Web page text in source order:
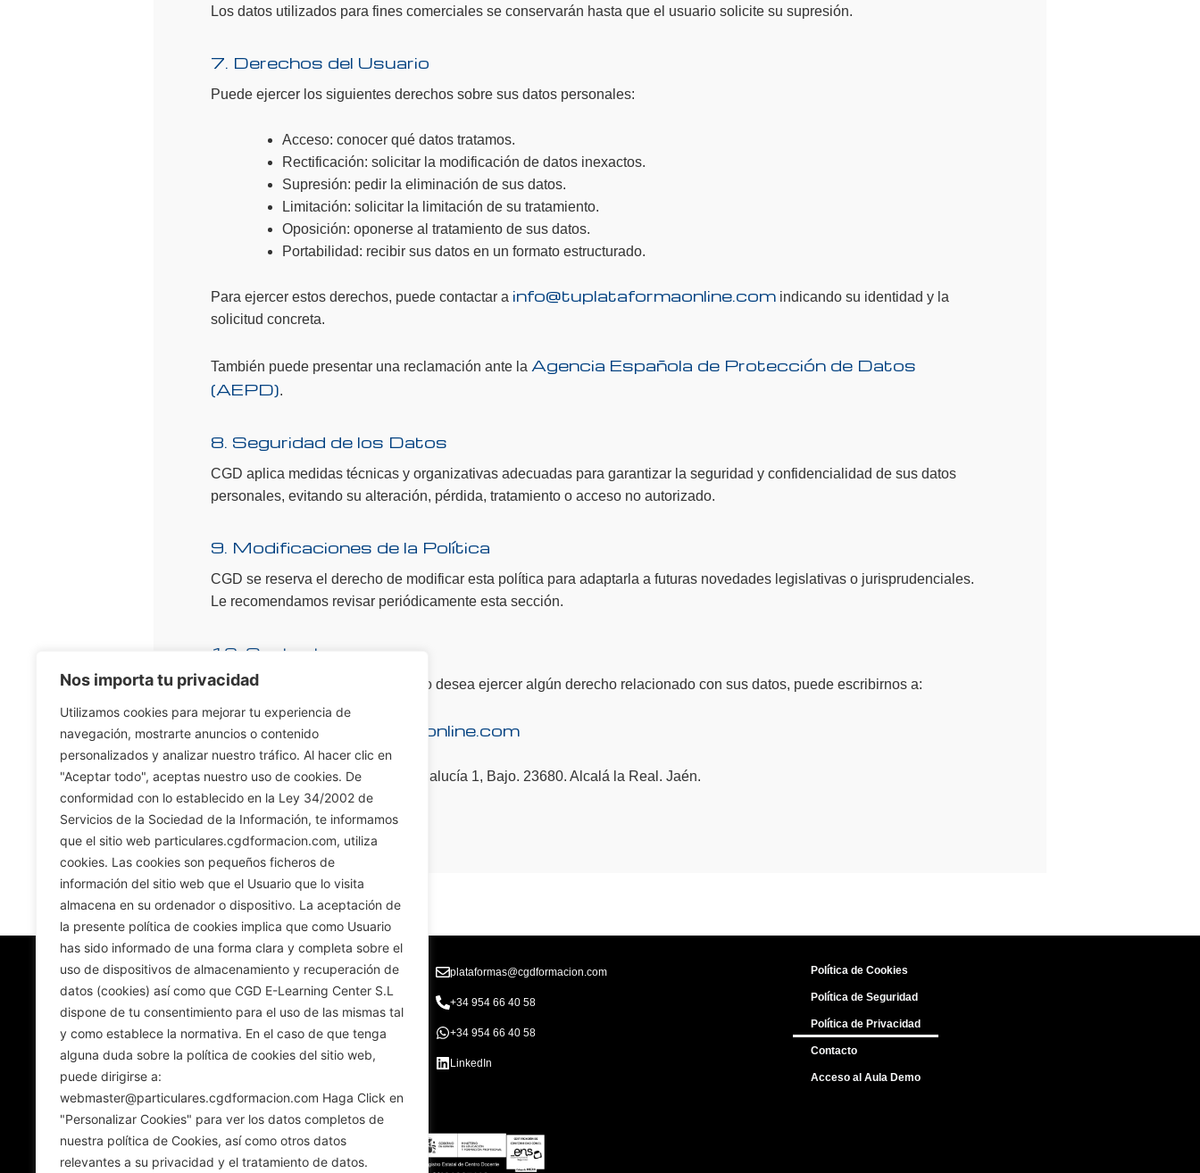
Nos importa tu privacidad
Utilizamos cookies para mejorar tu experiencia de
navegación, mostrarte anuncios o contenido
personalizados y analizar nuestro tráfico. Al hacer clic en
"Aceptar todo", aceptas nuestro uso de cookies. De
conformidad con lo establecido en la Ley 34/2002 de
Servicios de la Sociedad de la Información, te informamos
que el sitio web particulares.cgdformacion.com, utiliza
cookies. Las cookies son pequeños ficheros de
información del sitio web que el Usuario que lo visita
almacena en su ordenador o dispositivo. La aceptación de
la presente política de cookies implica que como Usuario
has sido informado de una forma clara y completa sobre el
uso de dispositivos de almacenamiento y recuperación de
datos (cookies) así como que CGD E-Learning Center S.L
dispone de tu consentimiento para el uso de las mismas tal
y como establece la normativa. En el caso de que tenga
alguna duda sobre la política de cookies del sitio web,
puede dirigirse a:
webmaster@particulares.cgdformacion.com Haga Click en
"Personalizar Cookies" para ver los datos completos de
nuestra política de Cookies, así como otros datos
relevantes a su privacidad y el tratamiento de datos.
Los datos utilizados para fines comerciales se conservarán hasta que el usuario solicite su supresión.
7. Derechos del Usuario
Puede ejercer los siguientes derechos sobre sus datos personales:
Acceso: conocer qué datos tratamos.
Rectificación: solicitar la modificación de datos inexactos.
Supresión: pedir la eliminación de sus datos.
Limitación: solicitar la limitación de su tratamiento.
Oposición: oponerse al tratamiento de sus datos.
Portabilidad: recibir sus datos en un formato estructurado.
Para ejercer estos derechos, puede contactar a info@tuplataformaonline.com indicando su identidad y la
solicitud concreta.
También puede presentar una reclamación ante la Agencia Española de Protección de Datos
(AEPD).
8. Seguridad de los Datos
CGD aplica medidas técnicas y organizativas adecuadas para garantizar la seguridad y confidencialidad de sus datos
personales, evitando su alteración, pérdida, tratamiento o acceso no autorizado.
9. Modificaciones de la Política
CGD se reserva el derecho de modificar esta política para adaptarla a futuras novedades legislativas o jurisprudenciales.
Le recomendamos revisar periódicamente esta sección.
10. Contacto
Si tiene dudas sobre esta política o desea ejercer algún derecho relacionado con sus datos, puede escribirnos a:
Email: info@tuplataformaonline.com
Dirección postal:Avenida de Andalucía 1, Bajo. 23680. Alcalá la Real. Jaén.
plataformas@cgdformacion.com
+34 954 66 40 58
+34 954 66 40 58
LinkedIn
Política de Cookies
Política de Seguridad
Política de Privacidad
Contacto
Acceso al Aula Demo